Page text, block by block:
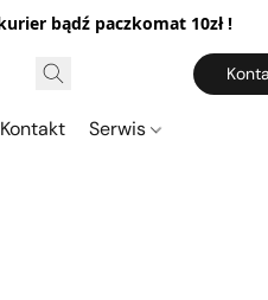
bądź paczkomat 10zł !
Kontakt Serwis